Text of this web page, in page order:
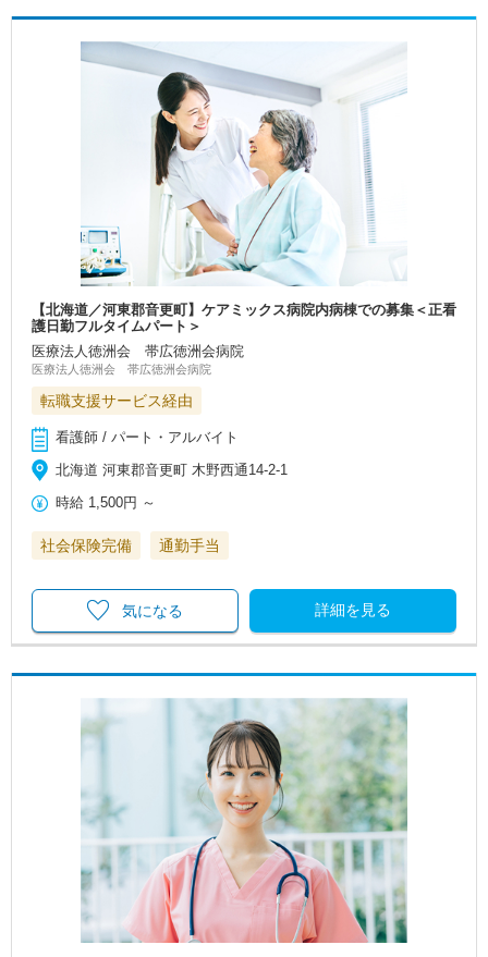
【北海道／河東郡音更町】ケアミックス病院内病棟での募集＜正看
護日勤フルタイムパート＞
医療法人徳洲会 帯広徳洲会病院
医療法人徳洲会 帯広徳洲会病院
転職支援サービス経由
看護師 / パート・アルバイト
北海道 河東郡音更町 木野西通14-2-1
時給 1,500円 ～
社会保険完備 通勤手当
詳細を見る
気になる